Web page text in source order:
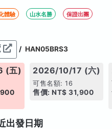
體驗 山水名勝 保證出團
/ HAN05BRS3
(五) 2026/10/17 (六)
可售名額: 16
售價: NT$ 31,900
出發日期